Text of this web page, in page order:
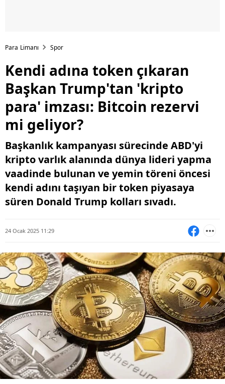
Para Limanı Spor
Kendi adına token çıkaran
Başkan Trump'tan 'kripto
para' imzası: Bitcoin rezervi
mi geliyor?
Başkanlık kampanyası sürecinde ABD'yi
kripto varlık alanında dünya lideri yapma
vaadinde bulunan ve yemin töreni öncesi
kendi adını taşıyan bir token piyasaya
süren Donald Trump kolları sıvadı.
24 Ocak 2025 11:29